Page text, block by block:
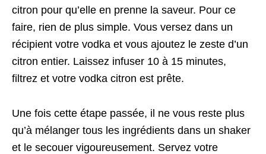
citron pour qu’elle en prenne la saveur. Pour ce
faire, rien de plus simple. Vous versez dans un
récipient votre vodka et vous ajoutez le zeste d’un
citron entier. Laissez infuser 10 à 15 minutes,
filtrez et votre vodka citron est prête.
Une fois cette étape passée, il ne vous reste plus
qu’à mélanger tous les ingrédients dans un shaker
et le secouer vigoureusement. Servez votre